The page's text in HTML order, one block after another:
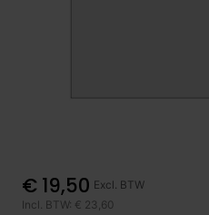
€ 19,50 Excl. BTW
Incl. BTW: € 23,60